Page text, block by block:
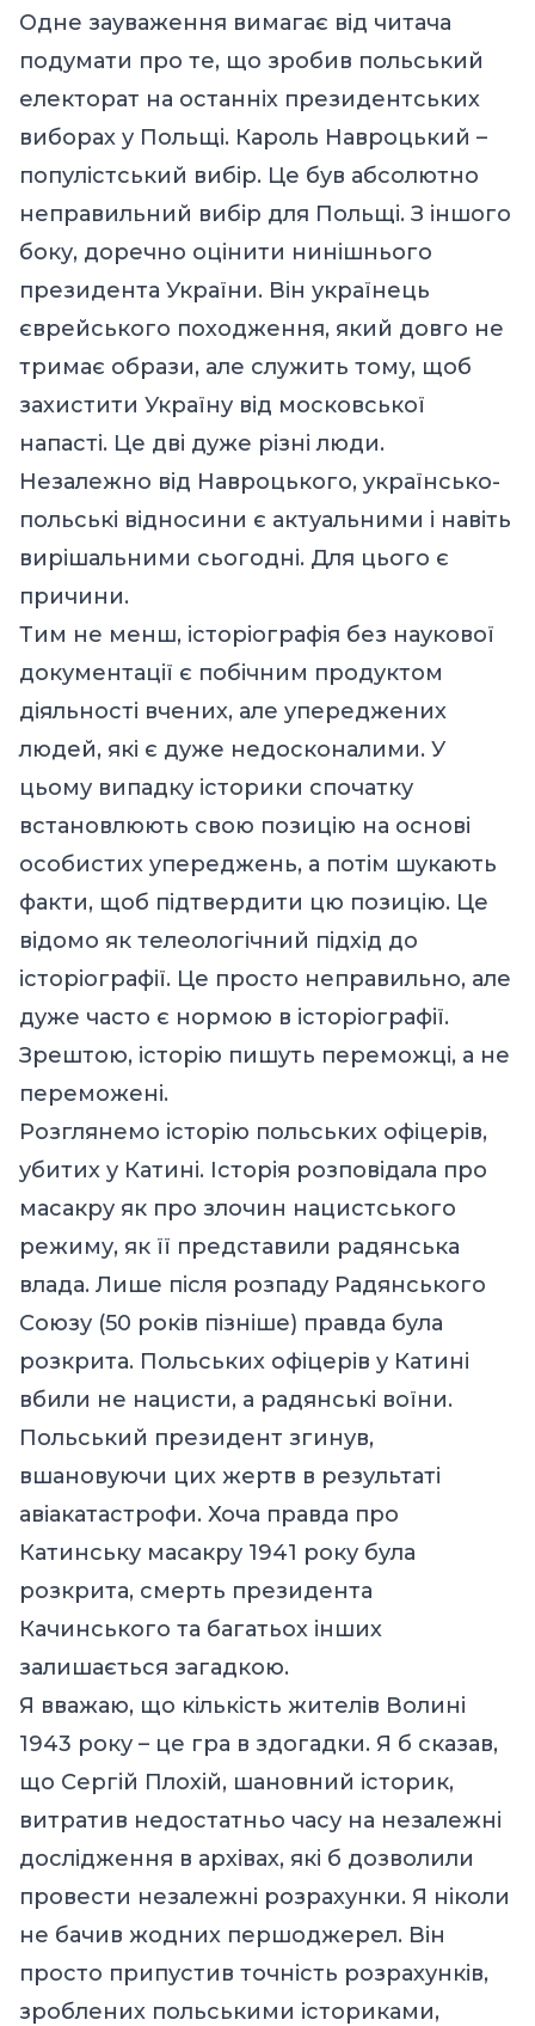
Одне зауваження вимагає від читача
подумати про те, що зробив польський
електорат на останніх президентських
виборах у Польщі. Кароль Навроцький –
популістський вибір. Це був абсолютно
неправильний вибір для Польщі. З іншого
боку, доречно оцінити нинішнього
президента України. Він українець
єврейського походження, який довго не
тримає образи, але служить тому, щоб
захистити Україну від московської
напасті. Це дві дуже різні люди.
Незалежно від Навроцького, українсько-
польські відносини є актуальними і навіть
вирішальними сьогодні. Для цього є
причини.
Тим не менш, історіографія без наукової
документації є побічним продуктом
діяльності вчених, але упереджених
людей, які є дуже недосконалими. У
цьому випадку історики спочатку
встановлюють свою позицію на основі
особистих упереджень, а потім шукають
факти, щоб підтвердити цю позицію. Це
відомо як телеологічний підхід до
історіографії. Це просто неправильно, але
дуже часто є нормою в історіографії.
Зрештою, історію пишуть переможці, а не
переможені.
Розглянемо історію польських офіцерів,
убитих у Катині. Історія розповідала про
масакру як про злочин нацистського
режиму, як її представили радянська
влада. Лише після розпаду Радянського
Союзу (50 років пізніше) правда була
розкрита. Польських офіцерів у Катині
вбили не нацисти, а радянські воїни.
Польський президент згинув,
вшановуючи цих жертв в результаті
авіакатастрофи. Хоча правда про
Катинську масакру 1941 року була
розкрита, смерть президента
Качинського та багатьох інших
залишається загадкою.
Я вважаю, що кількість жителів Волині
1943 року – це гра в здогадки. Я б сказав,
що Сергій Плохій, шановний історик,
витратив недостатньо часу на незалежні
дослідження в архівах, які б дозволили
провести незалежні розрахунки. Я ніколи
не бачив жодних першоджерел. Він
просто припустив точність розрахунків,
зроблених польськими істориками,